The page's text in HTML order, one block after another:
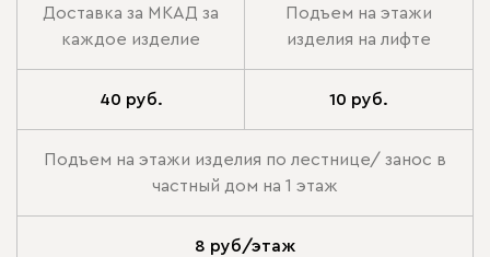
Доставка за МКАД за
каждое изделие
Подъем на этажи
изделия на лифте
40 руб. 10 руб.
Подъем на этажи изделия по лестнице/ занос в
частный дом на 1 этаж
8 руб/этаж